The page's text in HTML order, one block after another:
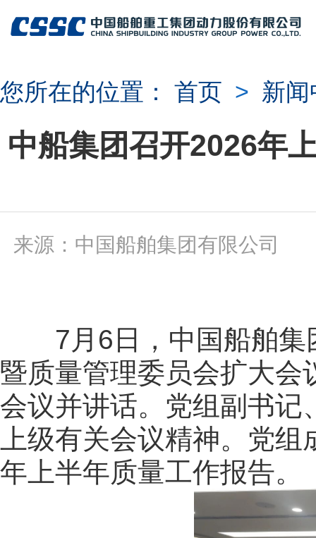
您所在的位置： 首页 > 新
中船集团召开2026年
来源：中国船舶集团有
7月6日，中国船舶集
暨质量管理委员会扩大会
会议并讲话。党组副书记
上级有关会议精神。党
年上半年质量工作报告。